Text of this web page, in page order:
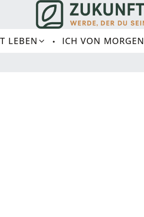
LEBEN ICH VON MORGEN